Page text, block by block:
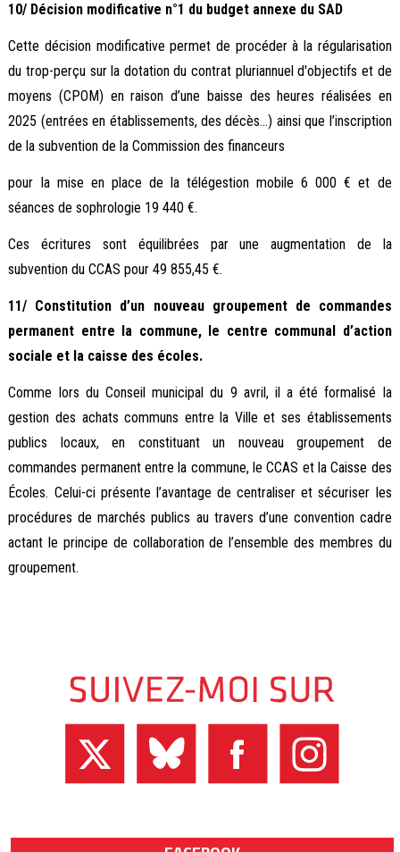
10/ Décision modificative n°1 du budget annexe du SAD
Cette décision modificative permet de procéder à la régularisation
du trop-perçu sur la dotation du contrat pluriannuel d'objectifs et de
moyens (CPOM) en raison d’une baisse des heures réalisées en
2025 (entrées en établissements, des décès...) ainsi que l’inscription
de la subvention de la Commission des financeurs
pour la mise en place de la télégestion mobile 6 000 € et de
séances de sophrologie 19 440 €.
Ces écritures sont équilibrées par une augmentation de la
subvention du CCAS pour 49 855,45 €.
11/ Constitution d’un nouveau groupement de commandes
permanent entre la commune, le centre communal d’action
sociale et la caisse des écoles.
Comme lors du Conseil municipal du 9 avril, il a été formalisé la
gestion des achats communs entre la Ville et ses établissements
publics locaux, en constituant un nouveau groupement de
commandes permanent entre la commune, le CCAS et la Caisse des
Écoles. Celui-ci présente l’avantage de centraliser et sécuriser les
procédures de marchés publics au travers d’une convention cadre
actant le principe de collaboration de l’ensemble des membres du
groupement.